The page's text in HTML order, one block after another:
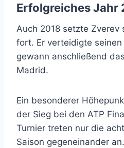
Erfolgreiches Jahr
Auch 2018 setzte Zverev
fort. Er verteidigte
gewann anschließend
Madrid.
Ein besonderer
der Sieg bei den ATP
Turnier treten nur die
Saison gegeneinander